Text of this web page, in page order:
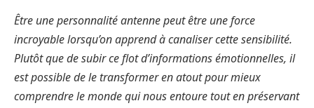
Être une personnalité antenne peut être une force
incroyable lorsqu’on apprend à canaliser cette sensibilité.
Plutôt que de subir ce flot d’informations émotionnelles, il
est possible de le transformer en atout pour mieux
comprendre le monde qui nous entoure tout en préservant